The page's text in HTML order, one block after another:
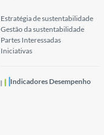
Estratégia de sustentabilidade
Gestão da sustentabilidade
Partes Interessadas
Iniciativas
Indicadores Desempenho